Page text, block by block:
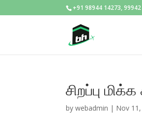
+91 98944 14273,
சிறப்பு
bywebadmin | Nov